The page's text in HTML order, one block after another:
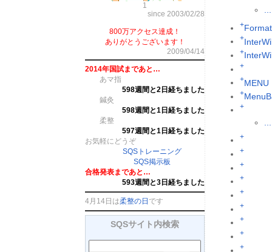
1
since 2003/02/28
800万アクセス達成！
ありがとうございます！
2009/04/14
2014年国試まであと…
あマ指
598週間と2日経ちました
鍼灸
598週間と1日経ちました
柔整
597週間と1日経ちました
お気軽にどうぞ
SQSトレーニング
SQS掲示板
合格発表まであと…
593週間と3日経ちました
4月14日は柔整の日 です
SQSサイト内検索
+
+
+
+
+MENU
+
+
+
+
+
+
+
+
+
+
+